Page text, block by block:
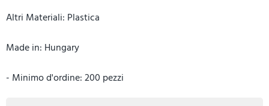
Altri Materiali: Plastica
Made in: Hungary
- Minimo d'ordine: 200 pezzi